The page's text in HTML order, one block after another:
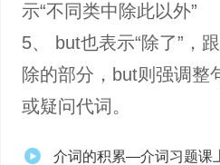
示“不同类中除此以外”
5、 but也表示“除了”，
除的部分，but则强调整
或疑问代词。
介词的积累—介词习题课